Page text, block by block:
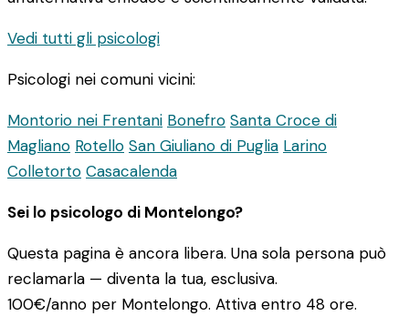
Vedi tutti gli psicologi
Psicologi nei comuni vicini:
Montorio nei Frentani Bonefro Santa Croce di
Magliano Rotello San Giuliano di Puglia Larino
Colletorto Casacalenda
Sei lo psicologo di Montelongo?
Questa pagina è ancora libera. Una sola persona può
reclamarla — diventa la tua, esclusiva.
100€/anno per Montelongo. Attiva entro 48 ore.